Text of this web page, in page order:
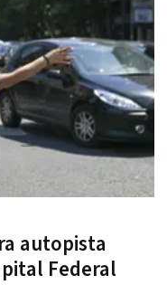
autopista
Federal